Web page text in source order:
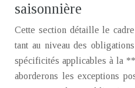
saisonnière
Cette section détaille le
tant au niveau des
spécificités applicables à la
aborderons les exceptions